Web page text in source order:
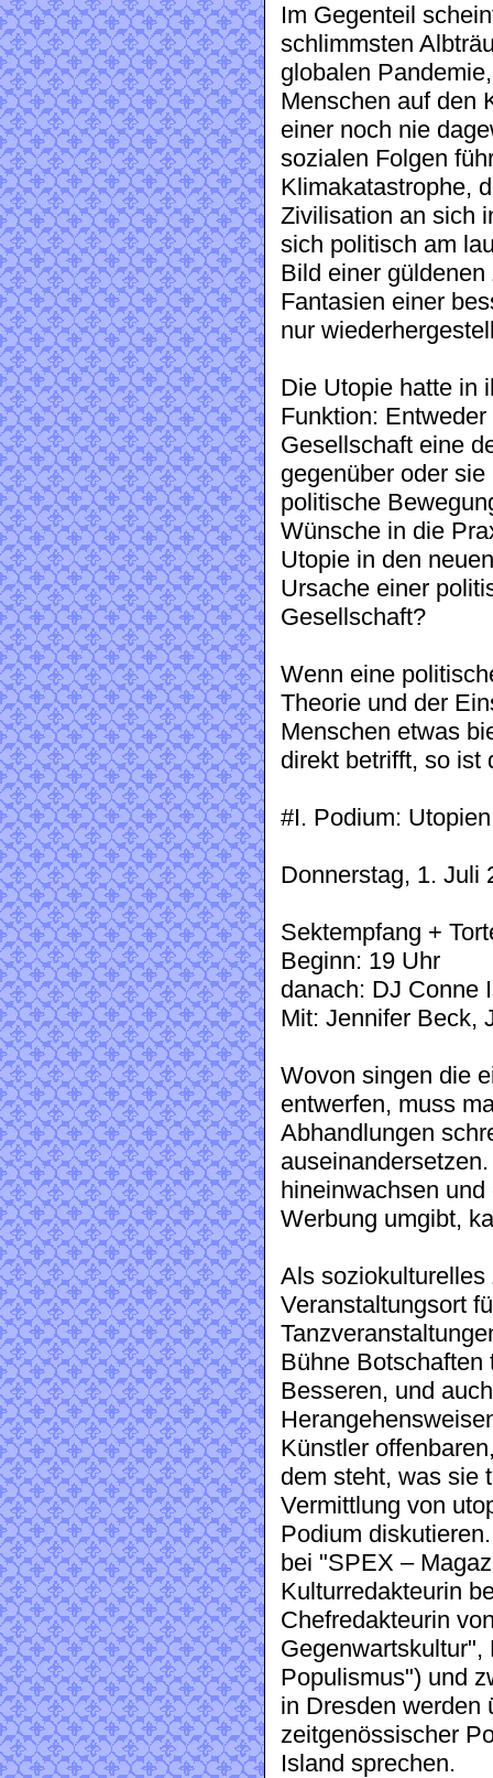
Im Gegenteil
schlimmsten
globalen
Menschen auf den
einer noch nie
sozialen Folgen
Klimakatastrophe,
Zivilisation an sich
sich politisch am
Bild einer
Fantasien einer
nur
Die Utopie hatte in
Funktion:
Gesellschaft eine
gegenüber oder
politische
Wünsche in die
Utopie in den
Ursache einer
Gesellschaft?
Wenn eine
Theorie und der
Menschen etwas
direkt betrifft, so ist
#I. Podium:
Donnerstag, 1. Juli
Sektempfang +
Beginn: 19 Uhr
danach: DJ Conne
Mit: Jennifer Beck,
Wovon singen die
entwerfen, muss
Abhandlungen
hineinwachsen
Werbung umgibt,
Als
Veranstaltungsort
Bühne Botschaften
Besseren, und
Künstler
dem steht, was sie
Vermittlung von
Podium
bei "SPEX –
Kulturredakteurin
Chefredakteurin
Populismus") und
in Dresden werden
zeitgenössischer
Island sprechen.